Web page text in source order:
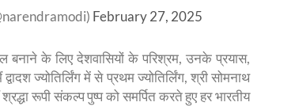
February 27, 2025
के लिए देशवासियों के परिश्रम, उनके प्रयास,
ज्योतिर्लिंग में से प्रथम ज्योतिर्लिंग, श्री सोमनाथ
रूपी संकल्प पुष्प को समर्पित करते हुए हर भारतीय